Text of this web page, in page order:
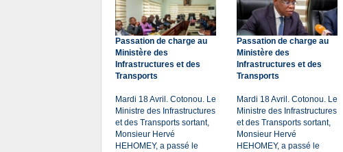
Passation de charge au
Ministère des
Infrastructures et des
Transports
Mardi 18 Avril. Cotonou. Le
Ministre des Infrastructures
et des Transports sortant,
Monsieur Hervé
HEHOMEY, a passé le
Passation de charge au
Ministère des
Infrastructures et des
Transports
Mardi 18 Avril. Cotonou. Le
Ministre des Infrastructures
et des Transports sortant,
Monsieur Hervé
HEHOMEY, a passé le